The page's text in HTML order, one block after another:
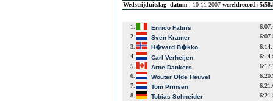
Wedstrijduitslag datum : 10-11-2007 wereldrecord:
1. Enrico Fabris
2.
Sven Kramer
3.
H�vard B�kko
4.
Carl Verheijen
5.
Arne Dankers
6.
Wouter Olde Heuvel
7.
Tom Prinsen
8.
Tobias Schneider